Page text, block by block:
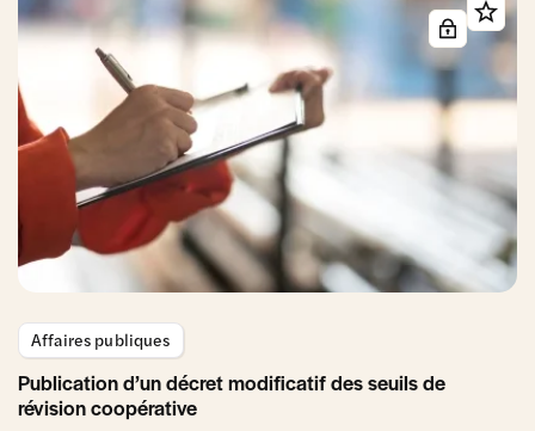
Affaires publiques
Publication d’un décret modificatif des seuils de
révision coopérative